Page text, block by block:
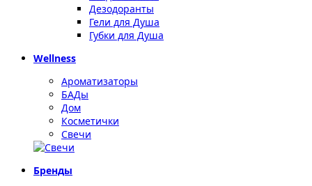
Дезодоранты
Гели для Душа
Губки для Душа
Wellness
Ароматизаторы
БАДы
Дом
Косметички
Свечи
Бренды